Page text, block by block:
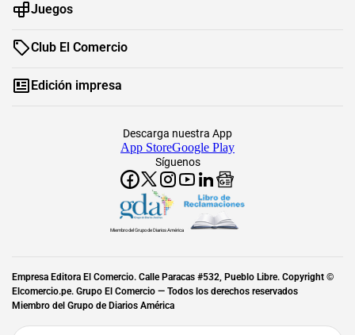
Juegos
Club El Comercio
Edición impresa
Síguenos
Descarga nuestra App
App StoreGoogle Play
Miembro del Grupo de Diarios América
Empresa Editora El Comercio. Calle Paracas #532, Pueblo Libre. Copyright ©
Elcomercio.pe. Grupo El Comercio — Todos los derechos reservados
Miembro del Grupo de Diarios América